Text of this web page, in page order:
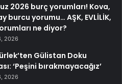
2026 burç yorumları! Kova,
burcu yorumu… AŞK, EVLİLİK,
ne diyor?
2026
Gülistan Doku
‘Peşini bırakmayacağız’
2026